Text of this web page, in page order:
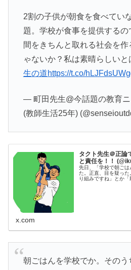
2割の子供が朝食を食べてい
題。学校が食事を提供する
間をきちんと取れる社会を
ゃないか？私は素晴らしいと
生の道https://t.co/
— 町田先生@今話題の教育
(教師生活25年)
タクト先生＠正
と責任を！！
先日、「学校で朝ごは
た。正直、目を疑っ
り組みですね」とか「
x.com
朝ごはんを学校でか。そのう